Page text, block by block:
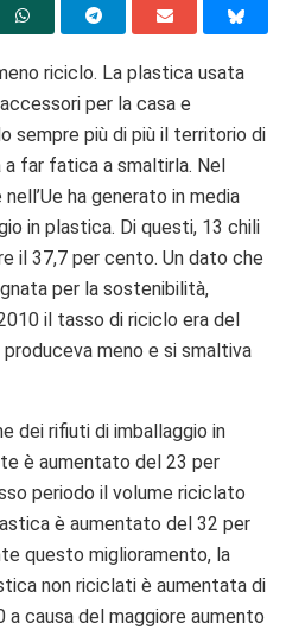
riciclo. La plastica usata
per la casa e
sempre più di più il territorio di
a far fatica a smaltirla. Nel
ha generato in media
in plastica. Di questi, 13 chili
il 37,7 per cento. Un dato che
per la sostenibilità,
il tasso di riciclo era del
meno e si smaltiva
dei rifiuti di imballaggio in
è aumentato del 23 per
periodo il volume riciclato
è aumentato del 32 per
questo miglioramento, la
non riciclati è aumentata di
causa del maggiore aumento